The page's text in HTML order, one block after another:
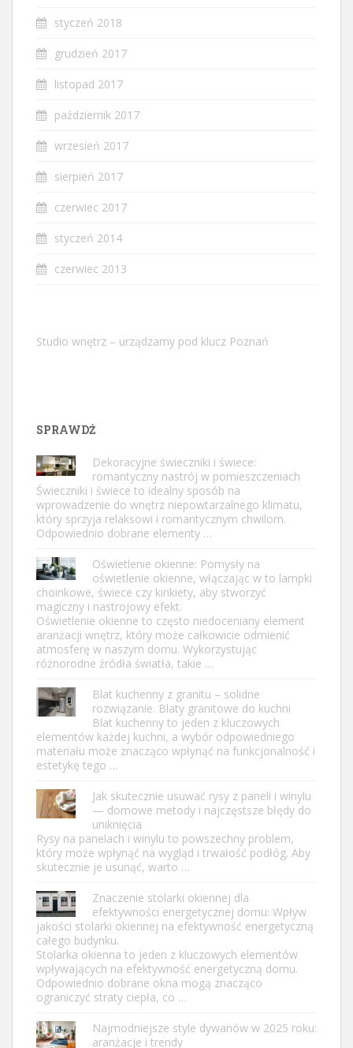
styczeń 2018
grudzień 2017
listopad 2017
październik 2017
wrzesień 2017
sierpień 2017
czerwiec 2017
styczeń 2014
czerwiec 2013
Studio wnętrz – urządzamy pod klucz Poznań
SPRAWDŹ
Dekoracyjne świeczniki i świece:
romantyczny nastrój w pomieszczeniach
Świeczniki i świece to idealny sposób na
wprowadzenie do wnętrz niepowtarzalnego klimatu,
który sprzyja relaksowi i romantycznym chwilom.
Odpowiednio dobrane elementy …
Oświetlenie okienne: Pomysły na
oświetlenie okienne, włączając w to lampki
choinkowe, świece czy kinkiety, aby stworzyć
magiczny i nastrojowy efekt.
Oświetlenie okienne to często niedoceniany element
aranżacji wnętrz, który może całkowicie odmienić
atmosferę w naszym domu. Wykorzystując
różnorodne źródła światła, takie …
Blat kuchenny z granitu – solidne
rozwiązanie. Blaty granitowe do kuchni
Blat kuchenny to jeden z kluczowych
elementów każdej kuchni, a wybór odpowiedniego
materiału może znacząco wpłynąć na funkcjonalność i
estetykę tego …
Jak skutecznie usuwać rysy z paneli i winylu
— domowe metody i najczęstsze błędy do
uniknięcia
Rysy na panelach i winylu to powszechny problem,
który może wpłynąć na wygląd i trwałość podłóg. Aby
skutecznie je usunąć, warto …
Znaczenie stolarki okiennej dla
efektywności energetycznej domu: Wpływ
jakości stolarki okiennej na efektywność energetyczną
całego budynku.
Stolarka okienna to jeden z kluczowych elementów
wpływających na efektywność energetyczną domu.
Odpowiednio dobrane okna mogą znacząco
ograniczyć straty ciepła, co …
Najmodniejsze style dywanów w 2025 roku:
aranżacje i trendy